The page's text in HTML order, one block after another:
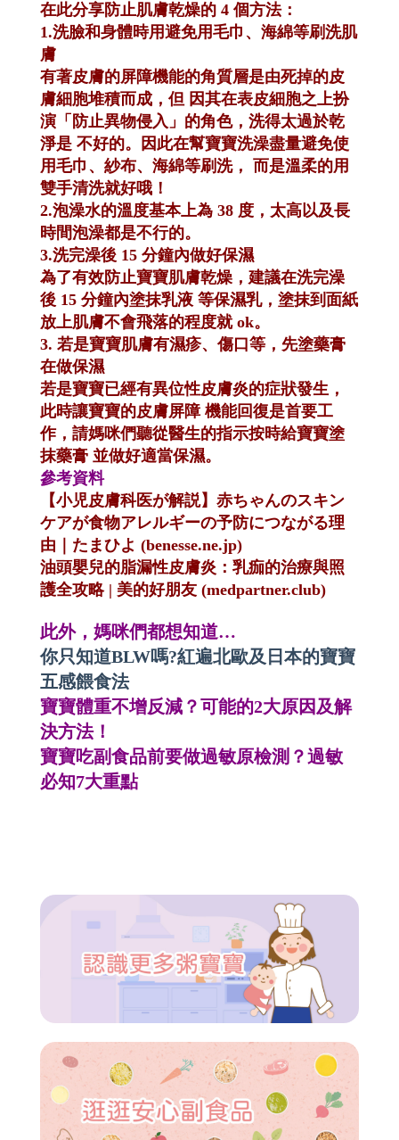
在此分享防止肌膚乾燥的 4 個方法：
1.洗臉和身體時用避免用毛巾、海綿等刷洗肌
膚
有著皮膚的屏障機能的角質層是由死掉的皮
膚細胞堆積而成，但 因其在表皮細胞之上扮
演「防止異物侵入」的角色，洗得太過於乾
淨是 不好的。因此在幫寶寶洗澡盡量避免使
用毛巾、紗布、海綿等刷洗， 而是溫柔的用
雙手清洗就好哦！
2.泡澡水的溫度基本上為 38 度，太高以及長
時間泡澡都是不行的。
3.洗完澡後 15 分鐘內做好保濕
為了有效防止寶寶肌膚乾燥，建議在洗完澡
後 15 分鐘內塗抹乳液 等保濕乳，塗抹到面紙
放上肌膚不會飛落的程度就 ok。
3. 若是寶寶肌膚有濕疹、傷口等，先塗藥膏
在做保濕
若是寶寶已經有異位性皮膚炎的症狀發生，
此時讓寶寶的皮膚屏障 機能回復是首要工
作，請媽咪們聽從醫生的指示按時給寶寶塗
抹藥膏 並做好適當保濕。
參考資料
【小児皮膚科医が解説】赤ちゃんのスキン
ケアが食物アレルギーの予防につながる理
由｜たまひよ (benesse.ne.jp)
油頭嬰兒的脂漏性皮膚炎：乳痂的治療與照
護全攻略 | 美的好朋友 (medpartner.club)
此外，媽咪們都想知道…
你只知道BLW嗎?紅遍北歐及日本的寶寶
五感餵食法
寶寶體重不增反減？可能的2大原因及解
決方法！
寶寶吃副食品前要做過敏原檢測？過敏
必知7大重點